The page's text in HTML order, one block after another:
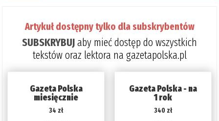
Artykuł dostępny tylko dla subskrybentów
SUBSKRYBUJaby mieć dostęp do wszystkich
tekstów oraz lektora na gazetapolska.pl
Gazeta Polska
miesięcznie
34 zł
Gazeta Polska - na
1 rok
340 zł